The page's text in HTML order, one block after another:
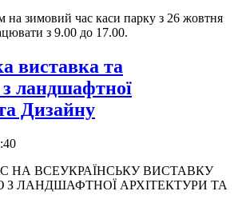
на зимовий час каси парку з 26 жовтня
з 9.00 до 17.00.
виставка та
ландшафтної
Дизайну
НА ВСЕУКРАЇНСЬКУ ВИСТАВКУ
ЛАНДШАФТНОЇ АРХІТЕКТУРИ ТА